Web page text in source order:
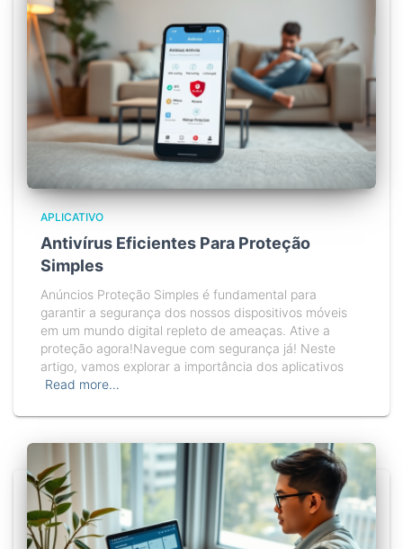
APLICATIVO
Antivírus Eficientes Para Proteção
Simples
Anúncios Proteção Simples é fundamental para
garantir a segurança dos nossos dispositivos móveis
em um mundo digital repleto de ameaças. Ative a
proteção agora!Navegue com segurança já! Neste
artigo, vamos explorar a importância dos aplicativos
Read more…